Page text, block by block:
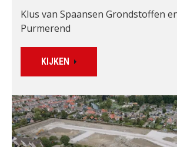
Klus van Spaansen Grondstoffen
Purmerend
KIJKEN